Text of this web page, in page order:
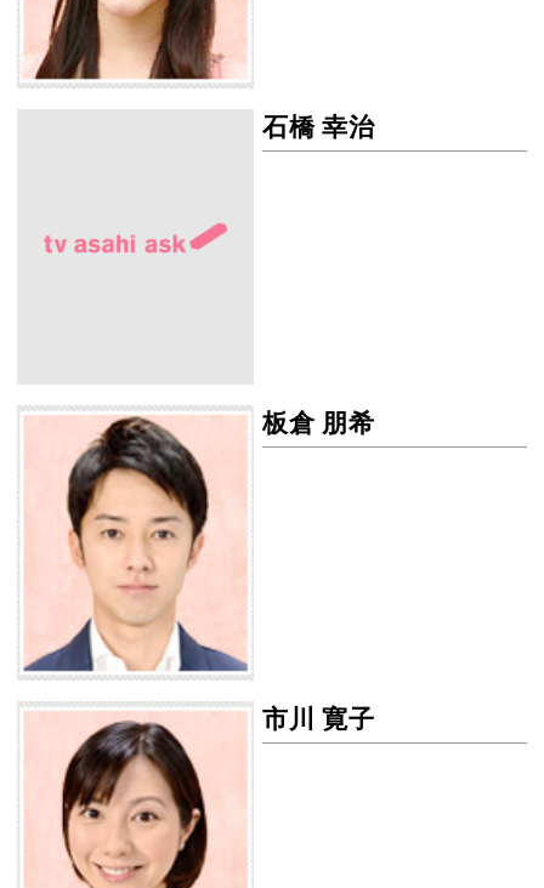
石橋 幸治の画像
石橋 幸治
板倉 朋希の画像
板倉 朋希
市川 寛子の画像
市川 寛子